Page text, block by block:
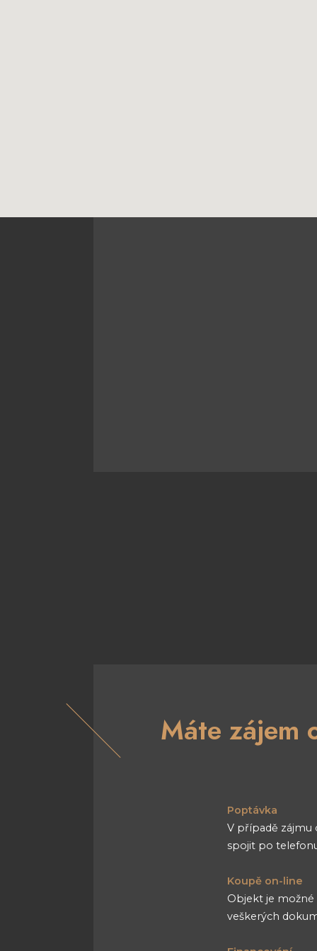
Máte zájem
Poptávka
V případě zájmu
spojit po
Koupě on-line
Objekt je
veškerých